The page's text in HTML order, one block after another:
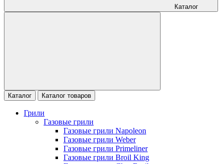
Каталог
Каталог Каталог товаров
Грили
Газовые грили
Газовые грили Napoleon
Газовые грили Weber
Газовые грили Primeliner
Газовые грили Broil King